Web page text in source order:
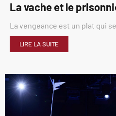
La vache et le
La vengeance est un plat qui
LIRE LA SUITE